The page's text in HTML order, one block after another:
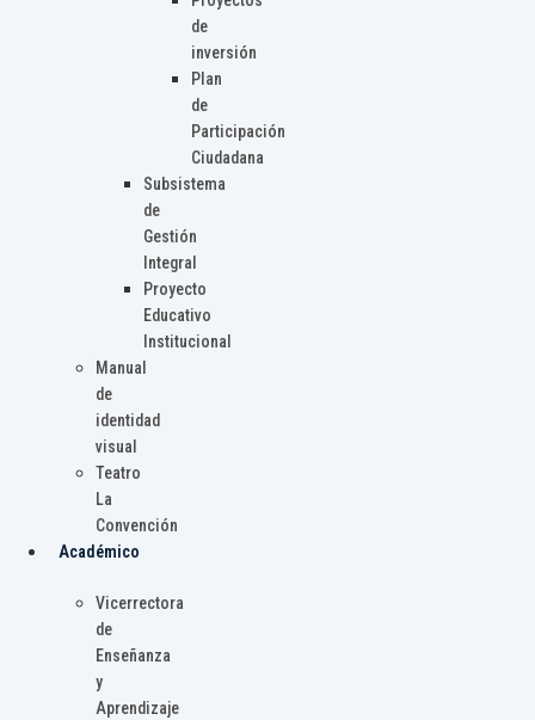
de
inversión
Plan
de
Participación
Ciudadana
Subsistema
de
Gestión
Integral
Proyecto
Educativo
Institucional
Manual
de
identidad
visual
Teatro
La
Convención
Académico
Vicerrectora
de
Enseñanza
y
Aprendizaje